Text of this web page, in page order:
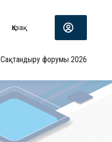
Қазақ
Сақтандыру форумы 2026